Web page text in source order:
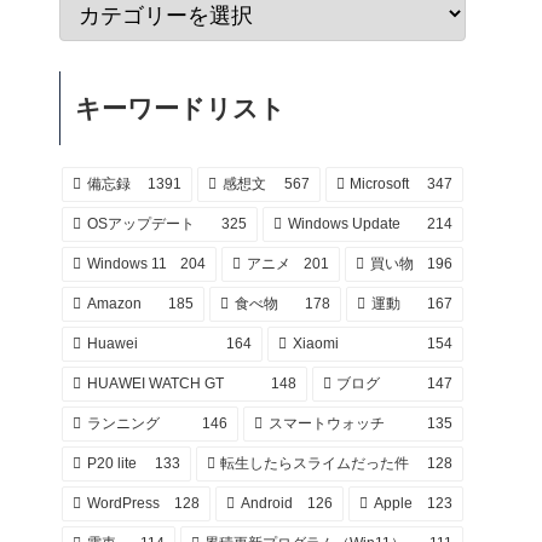
キーワードリスト
備忘録 1391 感想文 567 Microsoft 347
OSアップデート 325 Windows Update 214
Windows 11 204 アニメ 201 買い物 196
Amazon 185 食べ物 178 運動 167
Huawei 164 Xiaomi 154
HUAWEI WATCH GT 148 ブログ 147
ランニング 146 スマートウォッチ 135
P20 lite 133 転生したらスライムだった件 128
WordPress 128 Android 126 Apple 123